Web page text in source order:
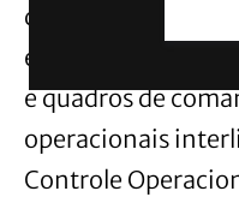
de barriletes e de
eletromecânicos
e quadros de
operacionais
Controle